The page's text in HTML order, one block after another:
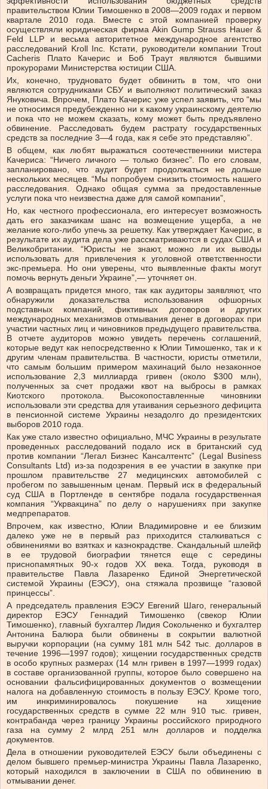
правительством Юлии Тимошенко в 2008—2009 годах и первом
квартале 2010 года. Вместе с этой компанией проверку
осуществляли юридическая фирма Akin Gump Strauss Hauer &
Feld LLP и весьма авторитетное международное агентство
расследований Kroll Inc. Кстати, руководители компании Trout
Cacheris Плато Качерис и Боб Траут являются бывшими
прокурорами Министерства юстиции США.
Их, конечно, трудновато будет обвинить в том, что они
являются сотрудниками СБУ и выполняют политический заказ
Януковича. Впрочем, Плато Качерис уже успел заявить, что “мы
не относимся предубежденно ни к какому украинскому деятелю
и пока что не можем сказать, кому может быть предъявлено
обвинение. Расследовать будем растрату государственных
средств за последние 3—4 года, как я себе это представляю”.
В общем, как любят выражаться соотечественники мистера
Качериса: “Ничего личного — только бизнес”. По его словам,
запланировано, что аудит будет продолжаться не дольше
нескольких месяцев. “Мы попробуем снизить стоимость нашего
расследования. Однако общая сумма за предоставленные
услуги пока что неизвестна даже для самой компании”,
Но, как честного профессионала, его интересует возможность
дать его заказчикам шанс на возмещение ущерба, а не
желание кого-либо упечь за решетку. Как утверждает Качерис, в
результате их аудита дела уже рассматриваются в судах США и
Великобритании. “Юристы не знают, можно ли их выводы
использовать для привлечения к уголовной ответственности
экс-премьера. Но они уверены, что выявленные факты могут
помочь вернуть деньги Украине”,— уточняет он.
А возвращать придется много, так как аудиторы заявляют, что
обнаружили доказательства использования офшорных
подставных компаний, фиктивных договоров и других
международных механизмов отмывания денег в договорах при
участии частных лиц и чиновников предыдущего правительства.
В отчете аудиторов можно увидеть перечень соглашений,
которые ведут как непосредственно к Юлии Тимошенко, так и к
другим членам правительства. В частности, юристы отметили,
что самым большим примером махинаций было незаконное
использование 2,3 миллиарда гривен (около $300 млн),
полученных за счет продажи квот на выбросы в рамках
Киотского протокола. Высокопоставленные чиновники
использовали эти средства для утаивания серьезного дефицита
в пенсионной системе Украины незадолго до президентских
выборов 2010 года.
Как уже стало известно официально, МЧС Украины в результате
проведенных расследований подало иск в британский суд
против компании “Легал Бизнес Кансалтентс” (Legal Business
Consultants Ltd) из-за подозрения в ее участии в закупке при
прошлом правительстве 27 медицинских автомобилей с
пробегом по завышенным ценам. Первый иск в федеральный
суд США в Портленде в сентябре подала государственная
компания “Укрвакцина” по делу о нарушениях при закупке
медпрепаратов.
Впрочем, как известно, Юлии Владимировне и ее близким
далеко уже не в первый раз приходится сталкиваться с
обвинениями во взятках и казнокрадстве. Скандальный шлейф
в ее трудовой биографии тянется еще с середины
приснопамятных 90-х годов ХХ века. Тогда, руководя в
правительстве Павла Лазаренко Единой Энергетической
системой Украины (ЕЭСУ), она стяжала прозвище “газовой
принцессы”.
А председатель правления ЕЭСУ Евгений Шаго, генеральный
директор ЕЭСУ Геннадий Тимошенко (свекор Юлии
Тимошенко), главный бухгалтер Лидия Сокольченко и бухгалтер
Антонина Балюра были обвинены в сокрытии валютной
выручки корпорации (на сумму 181 млн 542 тыс. долларов в
течение 1996—1997 годов); хищении государственных средств
в особо крупных размерах (14 млн гривен в 1997—1999 годах)
в составе организованной группы, которое было совершено на
основании фальсифицированных документов о возмещении
налога на добавленную стоимость в пользу ЕЭСУ. Кроме того,
им инкриминировалось покушение на хищение
государственных средств в сумме 22 млн 910 тыс. гривен,
контрабанда через границу Украины российского природного
газа на сумму 2 млрд 251 млн долларов и подделка
документов.
Дела в отношении руководителей ЕЭСУ были объединены с
делом бывшего премьер-министра Украины Павла Лазаренко,
который находился в заключении в США по обвинению в
отмывании денег.